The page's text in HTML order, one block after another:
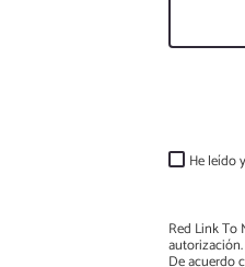
He leído
Red Link To
autorización.
De acuerdo